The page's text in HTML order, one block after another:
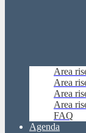
Area
Area
Area
Area
FAQ
Agenda